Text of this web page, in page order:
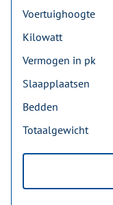
Voertuighoogte
Kilowatt
Vermogen in pk
Slaapplaatsen
Bedden
Totaalgewicht